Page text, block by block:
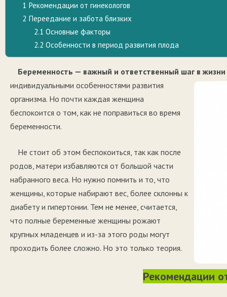
1 Рекомендации от гинекологов
2 Переедание и забота близких
2.1 Основные факторы
2.2 Особенности в период развития плода
Беременность — важный и ответственный шаг в
индивидуальными особенностями развития
организма. Но почти каждая женщина
беспокоится о том, как не поправиться во время
беременности.
Не стоит об этом беспокоиться, так как после
родов, матери избавляются от большой части
набранного веса. Но нужно помнить и то, что
женщины, которые набирают вес, более склонны к
диабету и гипертонии. Тем не менее, считается,
что полные беременные женщины рожают
крупных младенцев и из-за этого роды могут
проходить более сложно. Но это только теория.
Рекомендации